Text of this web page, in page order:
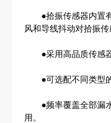
●拾振传感器内置有
风和导线抖动对拾振传
●采用高品质传感器
●可选配不同类型的
●频率覆盖全部漏水
用。